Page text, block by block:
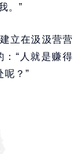
。”
立在汲汲营营
：“人就是赚得
呢？”